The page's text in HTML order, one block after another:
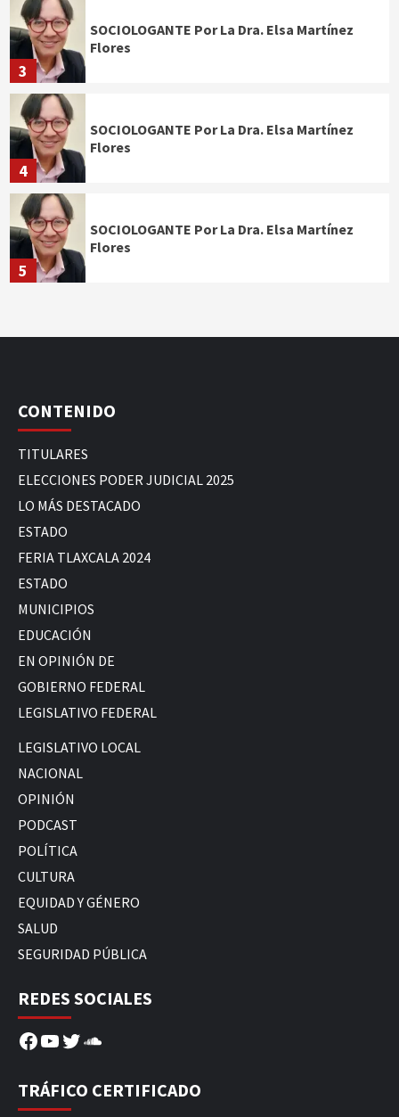
3
SOCIOLOGANTE Por La Dra. Elsa Martínez
Flores
4
SOCIOLOGANTE Por La Dra. Elsa Martínez
Flores
5
SOCIOLOGANTE Por La Dra. Elsa Martínez
Flores
CONTENIDO
TITULARES
ELECCIONES PODER JUDICIAL 2025
LO MÁS DESTACADO
ESTADO
FERIA TLAXCALA 2024
ESTADO
MUNICIPIOS
EDUCACIÓN
EN OPINIÓN DE
GOBIERNO FEDERAL
LEGISLATIVO FEDERAL
LEGISLATIVO LOCAL
NACIONAL
OPINIÓN
PODCAST
POLÍTICA
CULTURA
EQUIDAD Y GÉNERO
SALUD
SEGURIDAD PÚBLICA
REDES SOCIALES
Facebook
YouTube
Twitter
SoundCloud
TRÁFICO CERTIFICADO